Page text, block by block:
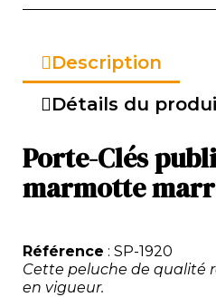
Description
Détails du
Porte-Clés
marmotte
Référence : SP-1920
Cette peluche de qualité
en vigueur.